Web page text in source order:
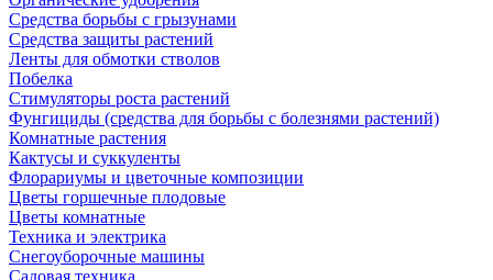
Средства борьбы с грызунами
Средства защиты растений
Ленты для обмотки стволов
Побелка
Стимуляторы роста растений
Фунгициды (средства для борьбы с болезнями растений)
Комнатные растения
Кактусы и суккуленты
Флорариумы и цветочные композиции
Цветы горшечные плодовые
Цветы комнатные
Техника и электрика
Снегоуборочные машины
Садовая техника